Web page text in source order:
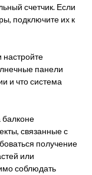
счетчик. Если
подключите их к
настройте
панели
и что система
балконе
связанные с
получение
или
соблюдать